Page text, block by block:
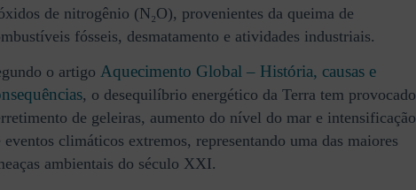
de nitrogênio (N₂O), provenientes da queima de
fósseis, desmatamento e atividades industriais.
o artigo Aquecimento Global – História, causas e
, o desequilíbrio energético da Terra tem provocado
de geleiras, aumento do nível do mar e intensificação
eventos climáticos extremos, representando uma das maiores
ambientais do século XXI.